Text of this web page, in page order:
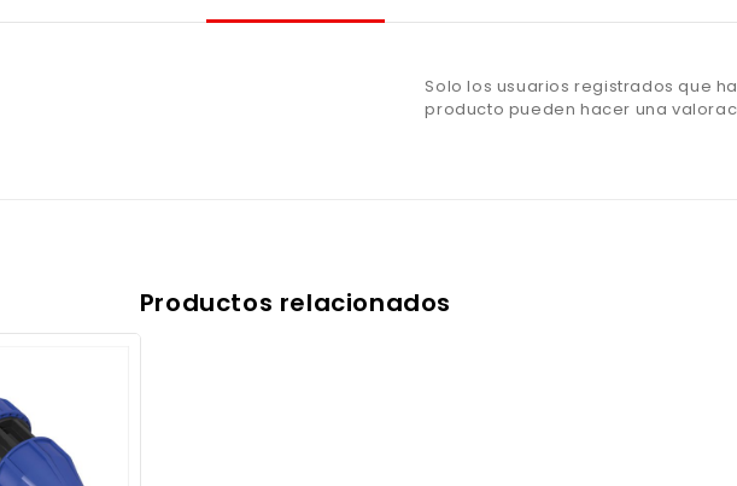
Solo los usuarios registrados que
producto pueden hacer una
Productos relacionados